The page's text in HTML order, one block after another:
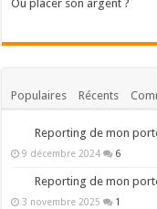
Où placer son argent ?
Populaires Récents
Reporting de mon
9 décembre 2024 6
Reporting de mon
3 novembre 2025 1